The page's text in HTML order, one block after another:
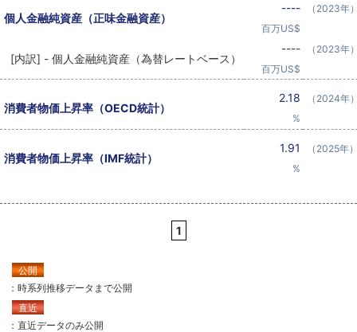
個人金融純資産（正味金融資産）
----
百万US$
（2023年
[内訳] - 個人金融純資産（為替レートベース）
----
百万US$
（2023年
消費者物価上昇率（OECD統計）
2.18
%
（2024年
消費者物価上昇率（IMF統計）
1.91
%
（2025年
1
公開
：時系列推移データまで公開
直近
：直近データのみ公開